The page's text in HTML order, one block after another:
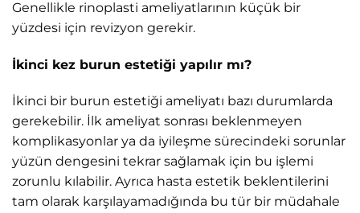
Genellikle rinoplasti ameliyatlarının küçük bir
yüzdesi için revizyon gerekir.
İkinci kez burun estetiği yapılır mı?
İkinci bir burun estetiği ameliyatı bazı durumlarda
gerekebilir. İlk ameliyat sonrası beklenmeyen
komplikasyonlar ya da iyileşme sürecindeki sorunlar
yüzün dengesini tekrar sağlamak için bu işlemi
zorunlu kılabilir. Ayrıca hasta estetik beklentilerini
tam olarak karşılayamadığında bu tür bir müdahale